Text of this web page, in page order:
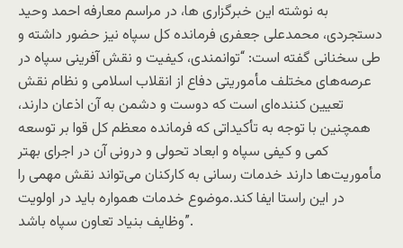
به نوشته این خبرگزاری ها، در مراسم معارفه احمد وحید
دستجردی، محمدعلی جعفری فرمانده کل سپاه نیز حضور داشته و
طی سخنانی گفته است: “توانمندی، کیفیت و نقش آفرینی سپاه در
عرصه‌های مختلف مأموریتی دفاع از انقلاب اسلامی و نظام نقش
تعیین کننده‌ای است که دوست و دشمن به آن اذعان دارند،
همچنین با توجه به تأکیداتی که فرمانده معظم کل قوا بر توسعه
کمی و کیفی سپاه و ابعاد تحولی و درونی آن در اجرای بهتر
مأموریت‌ها دارند خدمات رسانی به کارکنان می‌تواند نقش مهمی را
در این راستا ایفا کند.موضوع خدمات همواره باید در اولویت
وظایف بنیاد تعاون سپاه باشد”.